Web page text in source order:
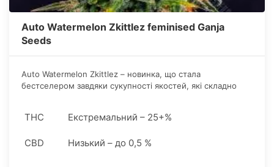
Auto Watermelon Zkittlez feminised Ganja
Seeds
Auto Watermelon Zkittlez – новинка, що стала
бестселером завдяки сукупності якостей, які складно
THC Екстремальний – 25+%
CBD Низький – до 0,5 %